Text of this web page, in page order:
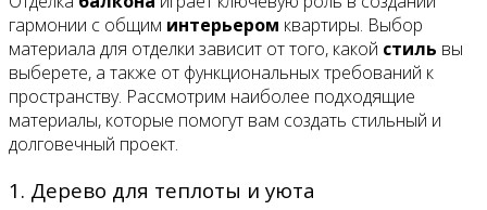
гармонии с общим интерьером квартиры. Выбор
материала для отделки зависит от того, какой стиль вы
выберете, а также от функциональных требований к
пространству. Рассмотрим наиболее подходящие
материалы, которые помогут вам создать стильный и
долговечный проект.
1. Дерево для теплоты и уюта